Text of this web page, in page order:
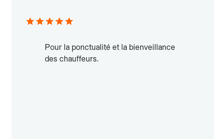
Pour la ponctualité et la bienveillance
des chauffeurs.